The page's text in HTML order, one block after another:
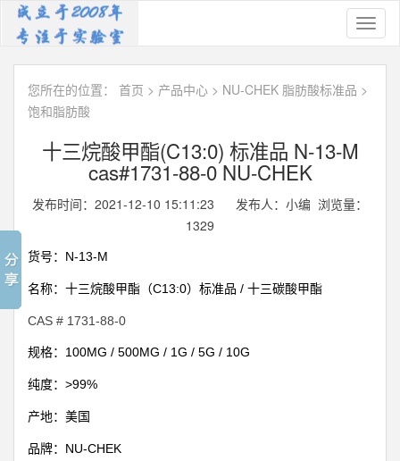
您所在的位置： 首页 > 产品中心 > NU-CHEK 脂肪酸标准品 >
饱和脂肪酸
十三烷酸甲酯(C13:0) 标准品 N-13-M
cas#1731-88-0 NU-CHEK
发布时间：2021-12-10 15:11:23 发布人：小编 浏览量：
1329
货号： N-13-M
名称：十三烷酸甲酯（C13:0）标准品 / 十三碳酸甲酯
CAS # 1731-88-0
规格： 100MG / 500MG / 1G / 5G / 10G
纯度： >99%
产地：美国
品牌： NU-CHEK